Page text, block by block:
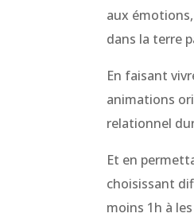
aux
dans la terre
En faisant
animations
relationnel
Et en
choisissant
moins 1h à